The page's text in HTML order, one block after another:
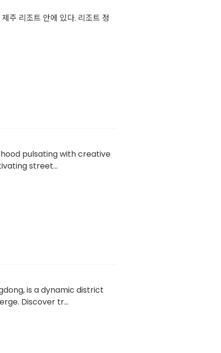
주 리조트 안에 있다. 리조트 정
pulsating with creative
street...
is a dynamic district
Discover tr...